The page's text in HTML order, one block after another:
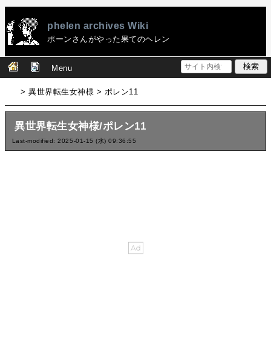
phelen archives Wiki
ポーンさんがやった果てのヘレン
Menu
> 異世界転生女神様 > ポレン11
異世界転生女神様/ポレン11
Last-modified: 2025-01-15 (水) 09:36:55